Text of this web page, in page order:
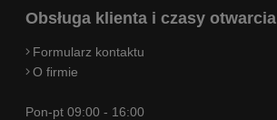
Obsługa klienta i czasy otwarcia
Formularz kontaktu
O firmie
Pon-pt 09:00 - 16:00